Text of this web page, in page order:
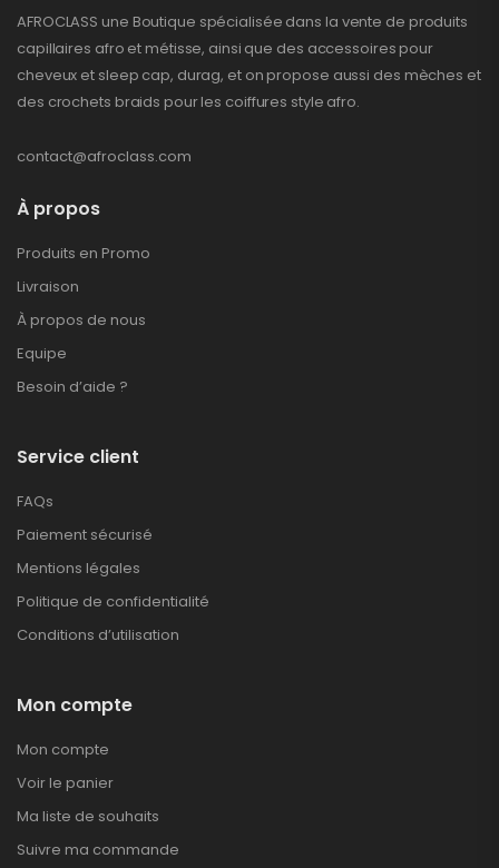
AFROCLASS une Boutique spécialisée dans la vente de produits
capillaires afro et métisse, ainsi que des accessoires pour
cheveux et sleep cap, durag, et on propose aussi des mèches et
des crochets braids pour les coiffures style afro.
contact@afroclass.com
À propos
Produits en Promo
Livraison
À propos de nous
Equipe
Besoin d’aide ?
Service client
FAQs
Paiement sécurisé
Mentions légales
Politique de confidentialité
Conditions d’utilisation
Mon compte
Mon compte
Voir le panier
Ma liste de souhaits
Suivre ma commande